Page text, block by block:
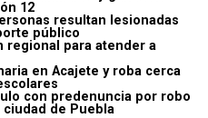
12
resultan lesionadas
público
regional para atender a
en Acajete y roba cerca
con predenuncia por robo
de Puebla